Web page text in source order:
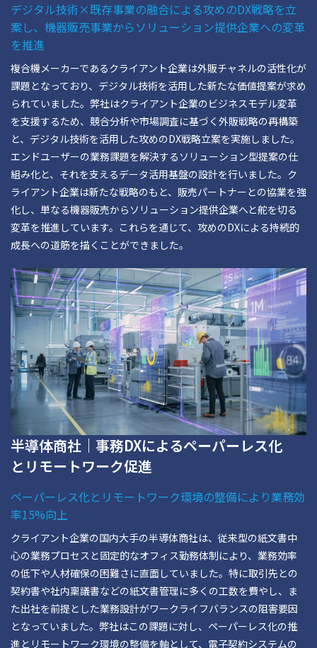
デジタル技術×既存事業の融合による攻めのDX戦略を立
案し、機器販売事業からソリューション提供企業への変革
を推進
複合機メーカーであるクライアント企業は外販チャネルの活性化が
課題となっており、デジタル技術を活用した新たな価値提案が求め
られていました。弊社はクライアント企業のビジネスモデル変革
を支援するため、競合分析や市場調査に基づく外販戦略の再構築
と、デジタル技術を活用した攻めのDX戦略立案を実施しました。
エンドユーザーの業務課題を解決するソリューション型提案の仕
組み化と、それを支えるデータ活用基盤の設計を行いました。ク
ライアント企業は新たな戦略のもと、販売パートナーとの協業を強
化し、単なる機器販売からソリューション提供企業へと舵を切る
変革を推進しています。これらを通じて、攻めのDXによる持続的
成長への道筋を描くことができました。
半導体商社｜事務DXによるペーパーレス化
とリモートワーク促進
ペーパーレス化とリモートワーク環境の整備により業務効
率15%向上
クライアント企業の国内大手の半導体商社は、従来型の紙文書中
心の業務プロセスと固定的なオフィス勤務体制により、業務効率
の低下や人材確保の困難さに直面していました。特に取引先との
契約書や社内稟議書などの紙文書管理に多くの工数を費やし、ま
た出社を前提とした業務設計がワークライフバランスの阻害要因
となっていました。弊社はこの課題に対し、ペーパーレス化の推
進とリモートワーク環境の整備を軸として、電子契約システムの